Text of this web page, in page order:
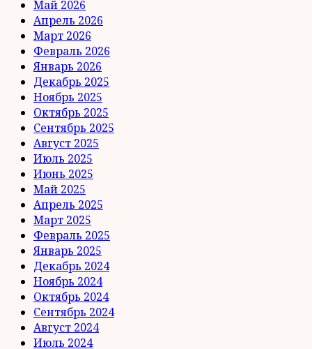
Май 2026
Апрель 2026
Март 2026
Февраль 2026
Январь 2026
Декабрь 2025
Ноябрь 2025
Октябрь 2025
Сентябрь 2025
Август 2025
Июль 2025
Июнь 2025
Май 2025
Апрель 2025
Март 2025
Февраль 2025
Январь 2025
Декабрь 2024
Ноябрь 2024
Октябрь 2024
Сентябрь 2024
Август 2024
Июль 2024